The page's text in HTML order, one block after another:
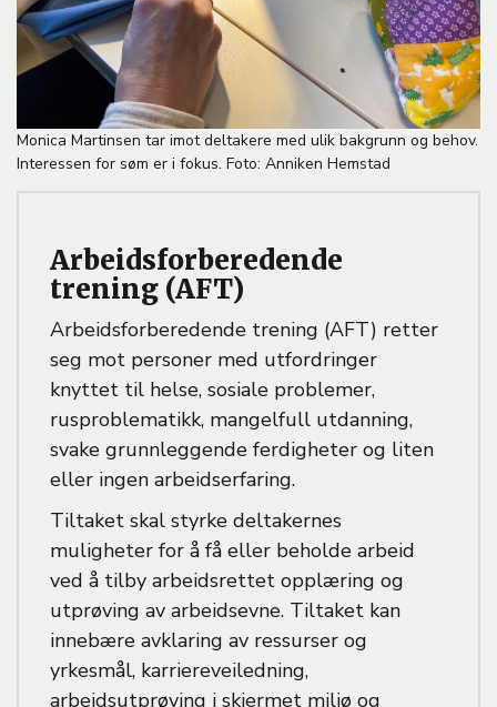
B
i
Monica Martinsen tar imot deltakere med ulik bakgrunn og behov.
Interessen for søm er i fokus. Foto: Anniken Hemstad
Arbeidsforberedende
trening (AFT)
Arbeidsforberedende trening (AFT) retter
seg mot personer med utfordringer
knyttet til helse, sosiale problemer,
rusproblematikk, mangelfull utdanning,
svake grunnleggende ferdigheter og liten
eller ingen arbeidserfaring.
Tiltaket skal styrke deltakernes
muligheter for å få eller beholde arbeid
ved å tilby arbeidsrettet opplæring og
utprøving av arbeidsevne. Tiltaket kan
innebære avklaring av ressurser og
yrkesmål, karriereveiledning,
arbeidsutprøving i skjermet miljø og